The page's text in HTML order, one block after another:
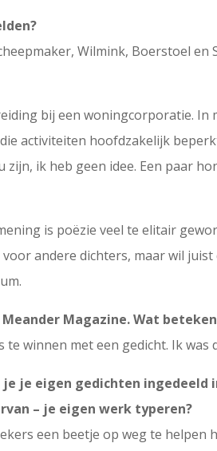
Wilmink, Boerstoel en
bij een woningcorporatie. In
activiteiten hoofdzakelijk
ik heb geen idee. Een paar
is poëzie veel te elitair
andere dichters, maar wil
Magazine. Wat
winnen met een gedicht. Ik was
je je eigen gedichten
– je eigen werk typeren?
een beetje op weg te